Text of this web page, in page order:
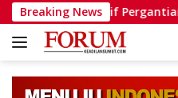
Langsung
ke
konten
Breaking News
Pergantian Kapolri